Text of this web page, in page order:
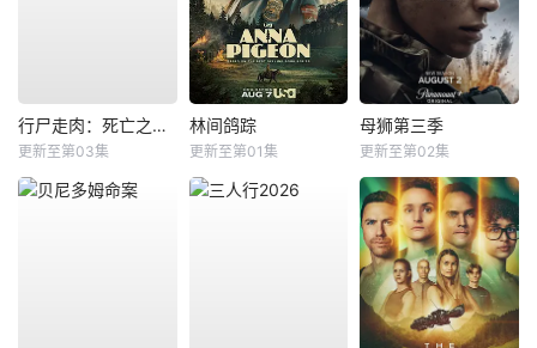
行尸走肉：死亡之城第三季
更新至第03集
林间鸽踪
更新至第01集
母狮第三季
更新至第02集